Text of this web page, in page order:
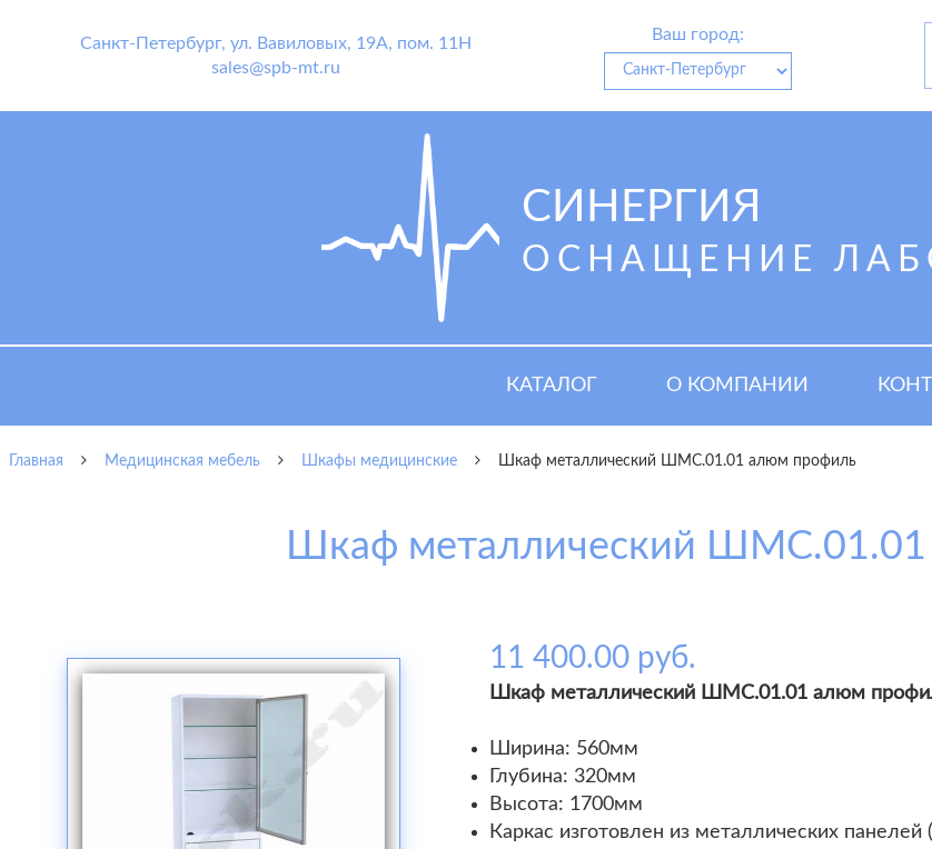
Санкт-Петербург, ул. Вавиловых, 19А, пом. 11Н
sales@spb-mt.ru
Ваш город:
СИНЕРГИЯ
ОСНАЩЕНИЕ
КАТАЛОГ О КОМПАНИИ
Главная Медицинская мебель Шкафы медицинские Шкаф металлический ШМС.01.01 алюм профиль
Шкаф металлический
11 400.00 руб.
Шкаф металлический ШМС.01.01 алюм
Ширина: 560мм
Глубина: 320мм
Высота: 1700мм
Каркас изготовлен из металлических панелей